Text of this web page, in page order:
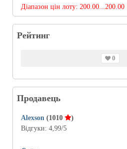
Діапазон цін лоту: 200.00...200.00
Рейтинг
0
Продавець
Alexson (1010
)
Відгуки: 4,99/5